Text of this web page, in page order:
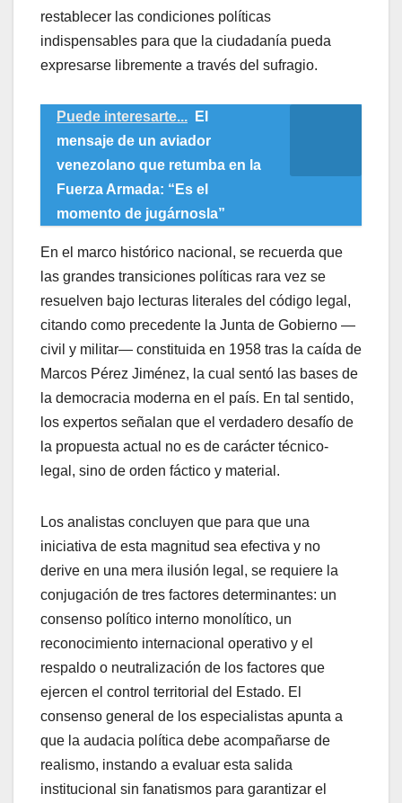
restablecer las condiciones políticas
indispensables para que la ciudadanía pueda
expresarse libremente a través del sufragio.
Puede interesarte...
El
mensaje de un aviador
venezolano que retumba en la
Fuerza Armada: “Es el
momento de jugárnosla”
​En el marco histórico nacional, se recuerda que
las grandes transiciones políticas rara vez se
resuelven bajo lecturas literales del código legal,
citando como precedente la Junta de Gobierno —
civil y militar— constituida en 1958 tras la caída de
Marcos Pérez Jiménez, la cual sentó las bases de
la democracia moderna en el país. En tal sentido,
los expertos señalan que el verdadero desafío de
la propuesta actual no es de carácter técnico-
legal, sino de orden fáctico y material.
​Los analistas concluyen que para que una
iniciativa de esta magnitud sea efectiva y no
derive en una mera ilusión legal, se requiere la
conjugación de tres factores determinantes: un
consenso político interno monolítico, un
reconocimiento internacional operativo y el
respaldo o neutralización de los factores que
ejercen el control territorial del Estado. El
consenso general de los especialistas apunta a
que la audacia política debe acompañarse de
realismo, instando a evaluar esta salida
institucional sin fanatismos para garantizar el